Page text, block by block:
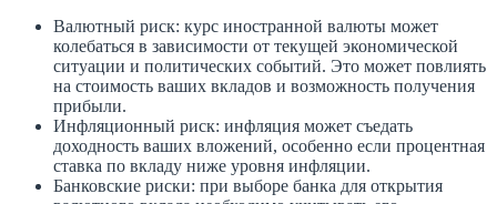
Валютный риск: курс иностранной валюты может
колебаться в зависимости от текущей экономической
ситуации и политических событий. Это может повлиять
на стоимость ваших вкладов и возможность получения
прибыли.
Инфляционный риск: инфляция может съедать
доходность ваших вложений, особенно если процентная
ставка по вкладу ниже уровня инфляции.
Банковские риски: при выборе банка для открытия